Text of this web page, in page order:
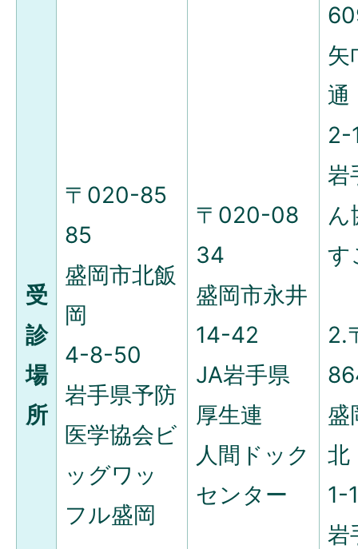
受
診
場
所
〒020-85
85
盛岡市北飯
岡
4-8-50
岩手県予防
医学協会ビ
ッグワッ
フル盛岡
〒020-08
34
盛岡市永井
14-42
JA岩手県
厚生連
人間ドック
センター
矢
通
2-
岩
ん
す
2.
盛
北
1-
岩